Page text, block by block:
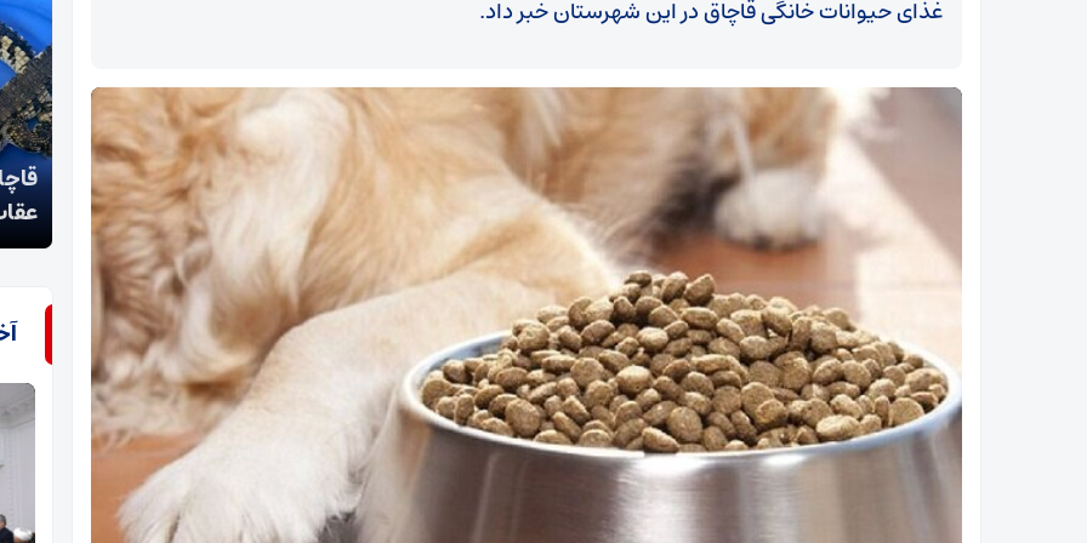
غذای حیوانات خانگی قاچاق در این شهرستان خبر داد.
آیت‌الله مکارم شیرازی: ایمان به منجی، ضامن پایداری
امت اسلامی است
قاچاق حیات‌وحش در استان تهران؛ کشف شیر،
عقاب طلایی و تمساح